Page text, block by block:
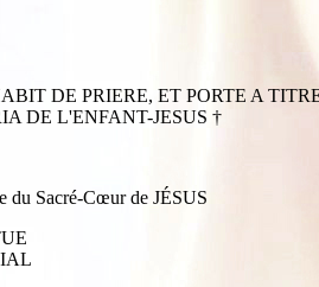
DE PRIERE, ET PORTE A
DE L'ENFANT-JESUS †
du Sacré-Cœur de JÉSUS